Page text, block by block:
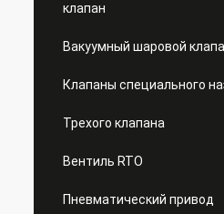
клапан
Вакуумный шаровой
Клапаны специального
Трехого клапана
Вентиль RTO
Пневматический привод